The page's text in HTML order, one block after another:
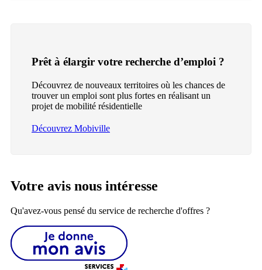
Prêt à élargir votre recherche d’emploi ?
Découvrez de nouveaux territoires où les chances de
trouver un emploi sont plus fortes en réalisant un
projet de mobilité résidentielle
Découvrez Mobiville
Votre avis nous intéresse
Qu'avez-vous pensé du service de recherche d'offres ?